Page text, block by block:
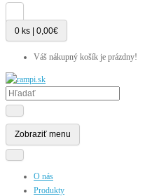
0 ks | 0,00€
Váš nákupný košík je prázdny!
Zobraziť menu
O nás
Produkty